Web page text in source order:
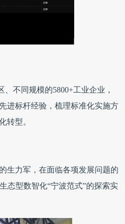
不同规模的5800+工业企业，
进标杆经验，梳理标准化实施方
转型。
生力军，在面临各项发展问题的
态型数智化“宁波范式”的探索实